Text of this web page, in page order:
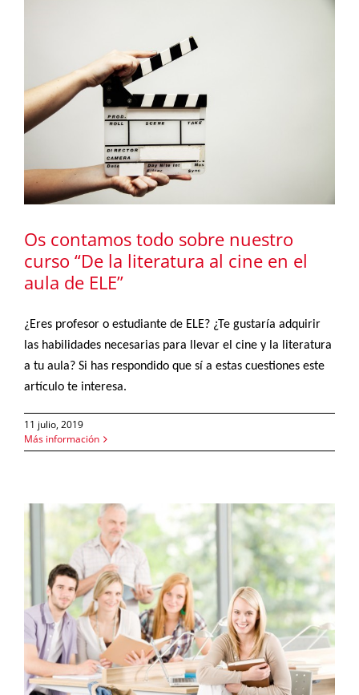
Os contamos todo sobre nuestro
curso “De la literatura al cine en el
aula de ELE”
¿Eres profesor o estudiante de ELE? ¿Te gustaría adquirir
las habilidades necesarias para llevar el cine y la literatura
a tu aula? Si has respondido que sí a estas cuestiones este
artículo te interesa.
11 julio, 2019
Más información